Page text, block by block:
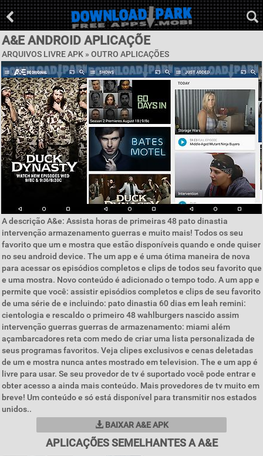
A&E ANDROID APLICAÇÕE
ARQUIVOS LIVRE APK » OUTRO APLICAÇÕES
A descrição A&e: Assista horas de primeiras 48 pato dinastia
intervenção armazenamento guerras e muito mais! Todos os seu
favorito que um e mostra que estão disponíveis quando e onde quiser
no seu android device. The um app e é uma ótima maneira de nova
para acessar os episódios completos e clips de todos seu favorito que
e uma mostra. Novo conteúdo é adicionado o tempo todo. A um app e
permite que você: assistir episódios completos e clips de seu favorito
de uma série de e incluindo: pato dinastia 60 dias em leah remini:
cientologia e rescaldo o primeiro 48 wahlburgers nascido assim
intervenção guerras guerras de armazenamento: miami além
açambarcadores reta com medo de criar uma lista personalizada de
seus programas favoritos. Veja clipes exclusivos e cenas deletadas
de um e mostra nunca antes mostrado em television. The e um app é
livre para usar. Se seu provedor de tv é suportado você pode entrar e
obter acesso a ainda mais conteúdo. Mais provedores de tv muito em
breve! Um conteúdo e só está disponível para transmitir nos estados
unidos..
BAIXAR A&E APK
APLICAÇÕES SEMELHANTES A A&E